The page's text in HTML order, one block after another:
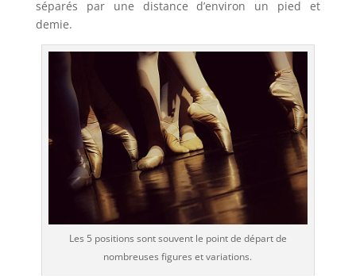
séparés par une distance d’environ un pied et
demie.
Les 5 positions sont souvent le point de départ de
nombreuses figures et variations.